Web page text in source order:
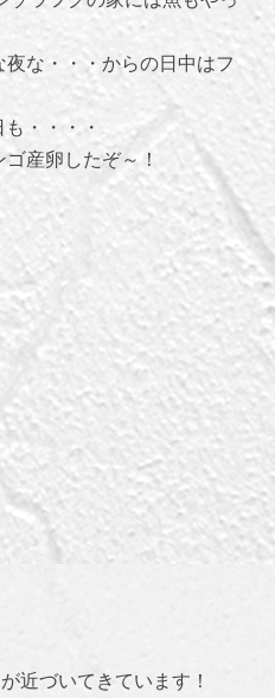
夜な・・・からの日中はフ
・・・・
ゴ産卵したぞ～！
近づいてきています！